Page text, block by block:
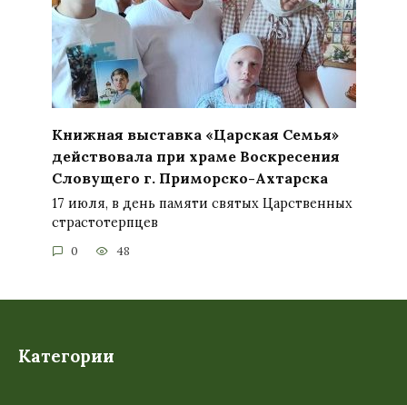
Книжная выставка «Царская Семья»
действовала при храме Воскресения
Словущего г. Приморско-Ахтарска
17 июля, в день памяти святых Царственных
страстотерпцев
0 48
Категории